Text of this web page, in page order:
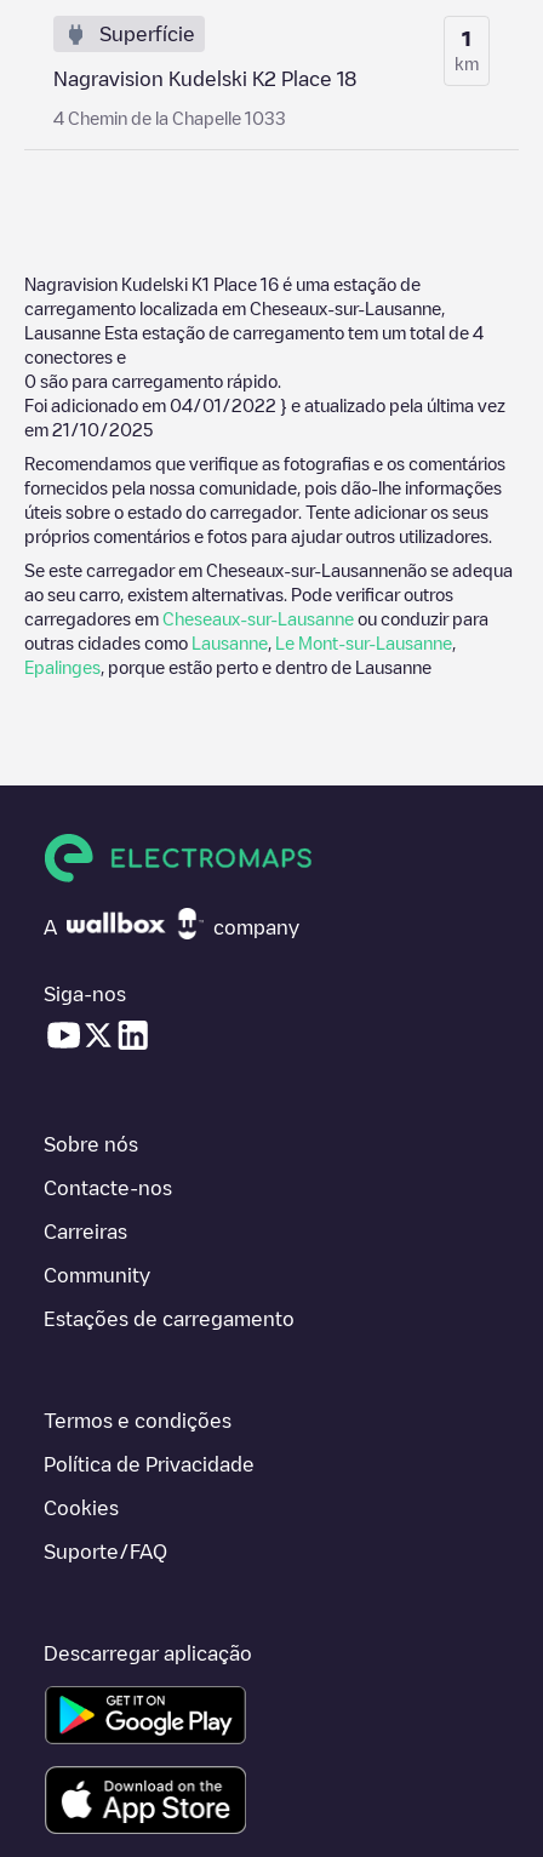
Superfície
Nagravision Kudelski K2 Place 18
4 Chemin de la Chapelle 1033
1
km
Nagravision Kudelski K1 Place 16 é uma estação de
carregamento localizada em Cheseaux-sur-Lausanne
Lausanne Esta estação de carregamento tem um total de 4
conectores e
0 são para carregamento rápido.
Foi adicionado em 04/01/2022 } e atualizado pela última vez
em 21/10/2025
Recomendamos que verifique as fotografias e os comentários
fornecidos pela nossa comunidade, pois dão-lhe informações
úteis sobre o estado do carregador. Tente adicionar os seus
próprios comentários e fotos para ajudar outros utilizadores.
Se este carregador em Cheseaux-sur-Lausannenão se adequa
ao seu carro, existem alternativas. Pode verificar outros
carregadores em Cheseaux-sur-Lausanne ou conduzir para
outras cidades como Lausanne Le Mont-sur-Lausanne
Epalinges , porque estão perto e dentro de Lausanne
A company
Siga-nos
Sobre nós
Contacte-nos
Carreiras
Community
Estações de carregamento
Termos e condições
Política de Privacidade
Cookies
Suporte/FAQ
Descarregar aplicação